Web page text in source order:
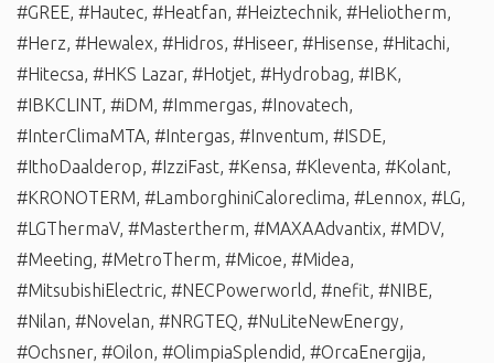
#GREE, #Hautec, #Heatfan, #Heiztechnik, #Heliotherm,
#Herz, #Hewalex, #Hidros, #Hiseer, #Hisense, #Hitachi,
#Hitecsa, #HKS Lazar, #Hotjet, #Hydrobag, #IBK,
#IBKCLINT, #iDM, #Immergas, #Inovatech,
#InterClimaMTA, #Intergas, #Inventum, #ISDE,
#IthoDaalderop, #IzziFast, #Kensa, #Kleventa, #Kolant,
#KRONOTERM, #LamborghiniCaloreclima, #Lennox, #LG,
#LGThermaV, #Mastertherm, #MAXAAdvantix, #MDV,
#Meeting, #MetroTherm, #Micoe, #Midea,
#MitsubishiElectric, #NECPowerworld, #nefit, #NIBE,
#Nilan, #Novelan, #NRGTEQ, #NuLiteNewEnergy,
#Ochsner, #Oilon, #OlimpiaSplendid, #OrcaEnergija,